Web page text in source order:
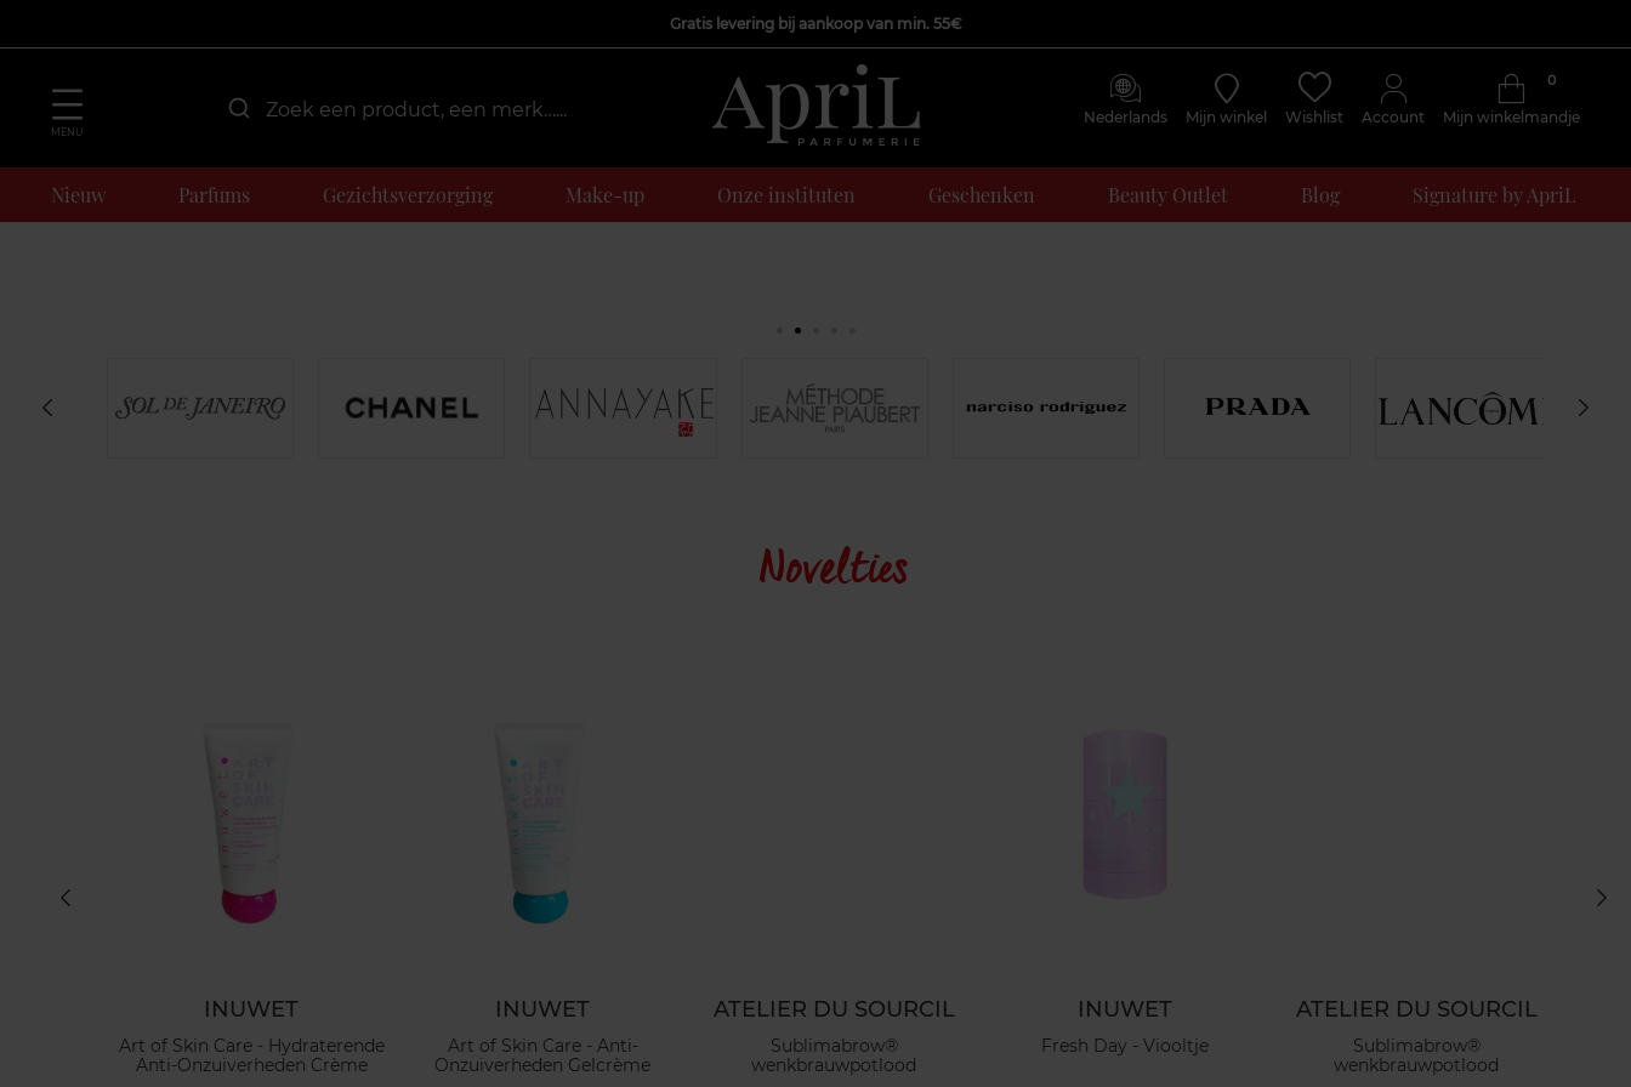
Gratis levering bij aankoop van min. 55€
MENU
Nederlands Mijn winkel Wishlist Account Mijn winkelmandje
0
Nieuw Parfums Gezichtsverzorging Make-up Onze instituten Geschenken Beauty Outlet Blog Signature by ApriL
Novelties
INUWET
Art of Skin Care - Hydraterende
Anti-Onzuiverheden Crème
INUWET
Art of Skin Care - Anti-
Onzuiverheden Gelcrème
ATELIER DU SOURCIL
Sublimabrow®
wenkbrauwpotlood
INUWET
Fresh Day - Viooltje
ATELIER DU SOURCIL
Sublimabrow®
wenkbrauwpotlood